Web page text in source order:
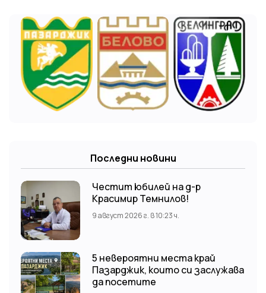
Последни новини
Честит юбилей на д-р
Красимир Темнилов!
9 август 2026 г. в 10:23 ч.
5 невероятни места край
Пазарджик, които си заслужава
да посетите